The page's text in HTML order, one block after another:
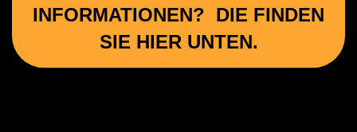
INFORMATIONEN? DIE FINDEN
SIE HIER UNTEN.